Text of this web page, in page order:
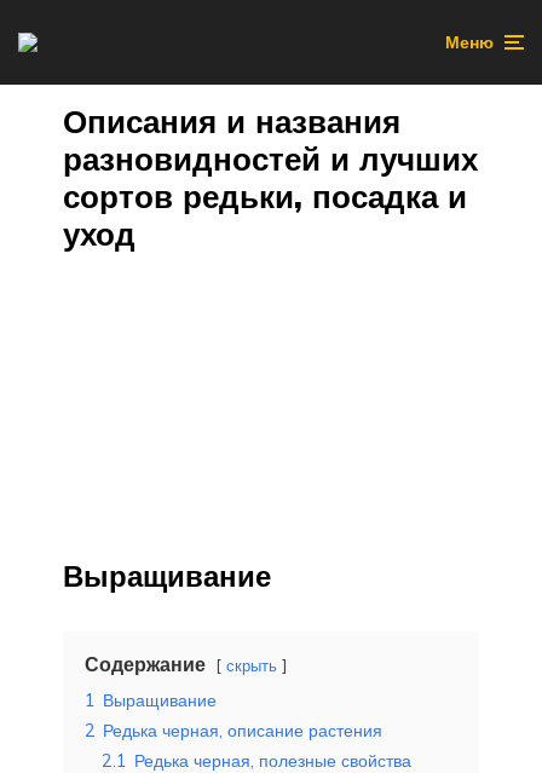
Меню
Описания и названия
разновидностей и лучших
сортов редьки, посадка и
уход
Выращивание
Содержание скрыть
1 Выращивание
2 Редька черная, описание растения
2.1 Редька черная, полезные свойства